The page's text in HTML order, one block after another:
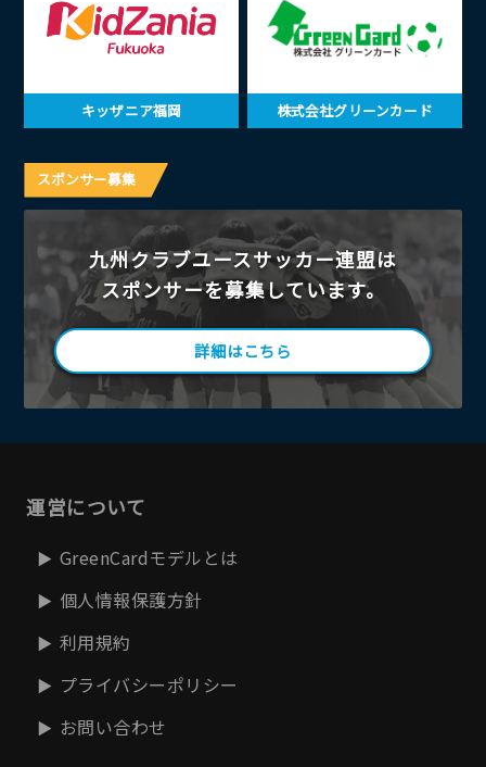
キッザニア福岡 株式会社グリーンカード
スポンサー募集
九州クラブユースサッカー連盟は
スポンサーを募集しています。
詳細はこちら
運営について
GreenCardモデルとは
個人情報保護方針
利用規約
プライバシーポリシー
お問い合わせ